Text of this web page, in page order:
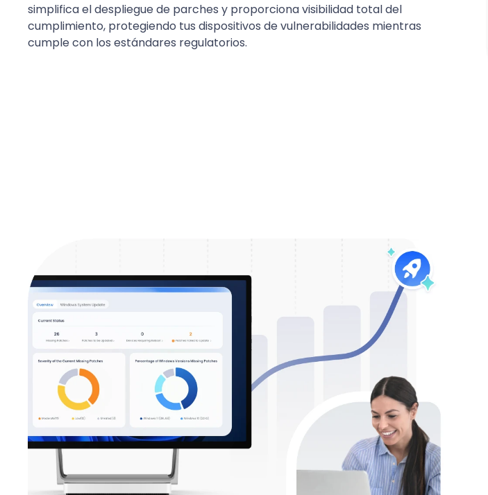
simplifica el despliegue de parches y proporciona visibilidad total del
cumplimiento, protegiendo tus dispositivos de vulnerabilidades mientras
cumple con los estándares regulatorios.